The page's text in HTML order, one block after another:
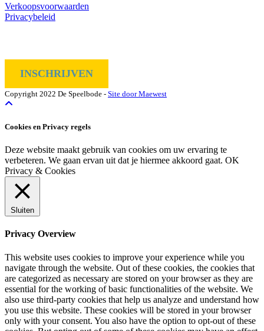
Verkoopsvoorwaarden
Privacybeleid
INSCHRIJVEN
Copyright 2022 De Speelbode - Site door Maewest
Cookies en Privacy regels
Deze website maakt gebruik van cookies om uw ervaring te
verbeteren. We gaan ervan uit dat je hiermee akkoord gaat. OK
Privacy & Cookies
Sluiten
Privacy Overview
This website uses cookies to improve your experience while you
navigate through the website. Out of these cookies, the cookies that
are categorized as necessary are stored on your browser as they are
essential for the working of basic functionalities of the website. We
also use third-party cookies that help us analyze and understand how
you use this website. These cookies will be stored in your browser
only with your consent. You also have the option to opt-out of these